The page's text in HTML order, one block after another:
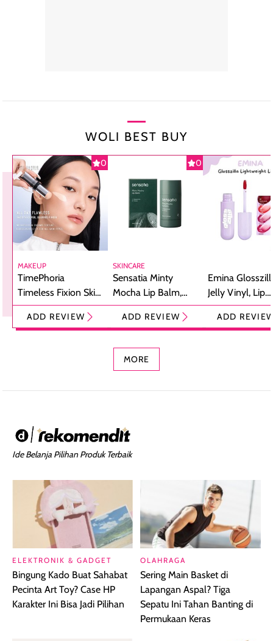
WOLI BEST BUY
0
MAKEUP
TimePhoria
Timeless Fixion Skin
Tint Stick,
Foundation dan
ADD REVIEW
0
SKINCARE
Sensatia Minty
Mocha Lip Balm,
Pelembap Bibir
dengan Aroma
ADD REVIEW
Emina
Jelly Vinyl, Lip
Cream Glossy
Ringan
ADD
MORE
Ide Belanja Pilihan Produk Terbaik
ELEKTRONIK & GADGET
Bingung Kado Buat Sahabat
Pecinta Art Toy? Case HP
Karakter Ini Bisa Jadi Pilihan
OLAHRAGA
Sering Main Basket di
Lapangan Aspal? Tiga
Sepatu Ini Tahan Banting di
Permukaan Keras